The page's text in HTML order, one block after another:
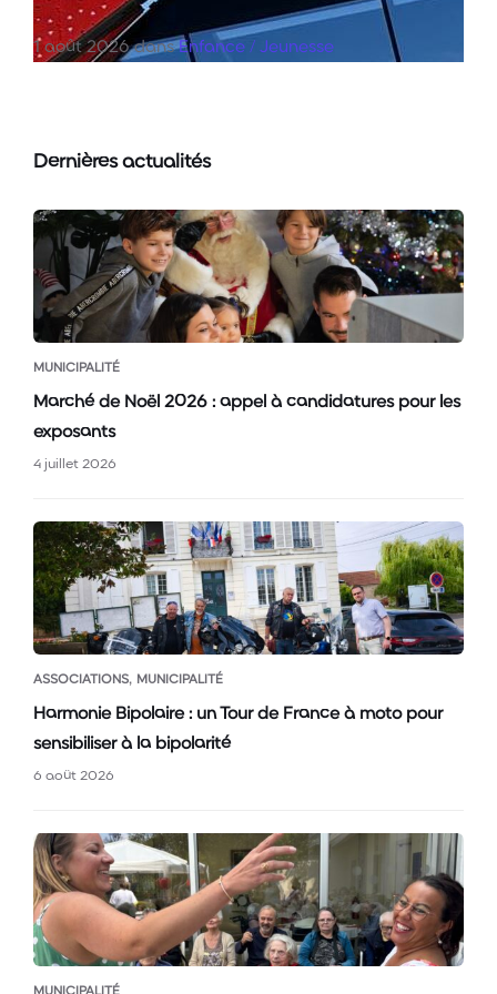
1 août 2026dansEnfance / Jeunesse
Dernières actualités
MUNICIPALITÉ
Marché de Noël 2026 : appel à candidatures pour les
exposants
4 juillet 2026
ASSOCIATIONS, MUNICIPALITÉ
Harmonie Bipolaire : un Tour de France à moto pour
sensibiliser à la bipolarité
6 août 2026